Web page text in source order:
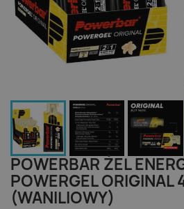
POWERBAR ŻEL
POWERGEL ORIGINAL
(WANILIOWY)